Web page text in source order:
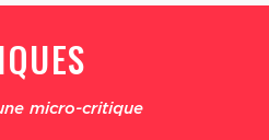
micro-critique